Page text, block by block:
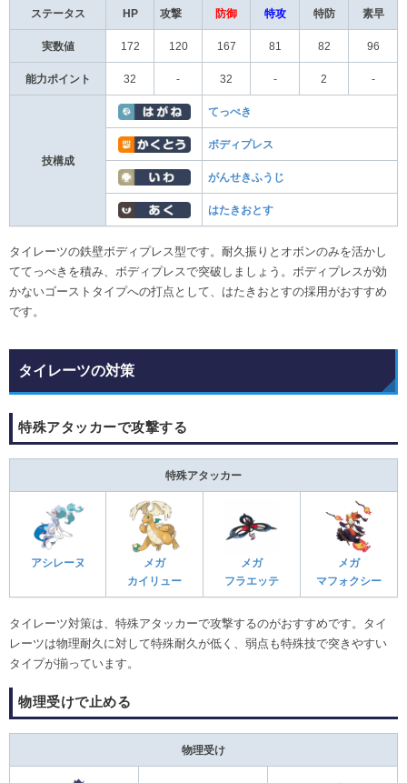
ステータス HP 攻撃 防御 特攻 特防 素早
実数値 172 120 167 81 82 96
能力ポイント 32 - 32 - 2 -
技構成
てっぺき
ボディプレス
がんせきふうじ
はたきおとす
タイレーツの鉄壁ボディプレス型です。耐久振りとオボンのみを活かし
ててっぺきを積み、ボディプレスで突破しましょう。ボディプレスが効
かないゴーストタイプへの打点として、はたきおとすの採用がおすすめ
です。
タイレーツの対策
特殊アタッカーで攻撃する
特殊アタッカー
アシレーヌ
メガ
カイリュー
メガ
フラエッテ
メガ
マフォクシー
タイレーツ対策は、特殊アタッカーで攻撃するのがおすすめです。タイ
レーツは物理耐久に対して特殊耐久が低く、弱点も特殊技で突きやすい
タイプが揃っています。
物理受けで止める
物理受け